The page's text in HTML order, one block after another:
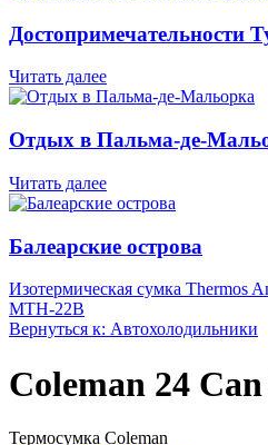
Достопримечательности
Читать далее
Отдых в Пальма-де-
Читать далее
Балеарские острова
Изотермическая сумка Thermos
MTH-22B
Вернуться к: Автохолодильники
Coleman 24
Термосумка Coleman